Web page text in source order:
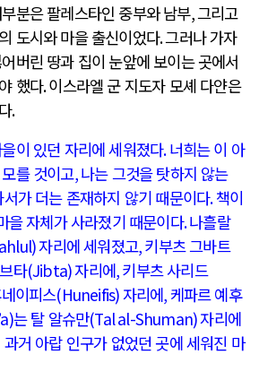
분은 팔레스타인 중부와 남부,그리고
도시와 마을 출신이었다.그러나 가자
버린 땅과 집이 눈앞에 보이는 곳에서
했다.이스라엘 군 지도자 모셰 다얀은
.
이 있던 자리에 세워졌다.너희는 이 아
를 것이고,나는 그것을 탓하지 않는
가 더는 존재하지 않기 때문이다.책이
을 자체가 사라졌기 때문이다.나흘랄
자리에 세워졌고,키부츠 그바트
타(Jibta)자리에,키부츠 사리드
이피스(Huneifis)자리에, 케파르 예후
는 탈 알슈만(Tal al-Shuman)자리에
거 아랍 인구가 없었던 곳에 세워진 마